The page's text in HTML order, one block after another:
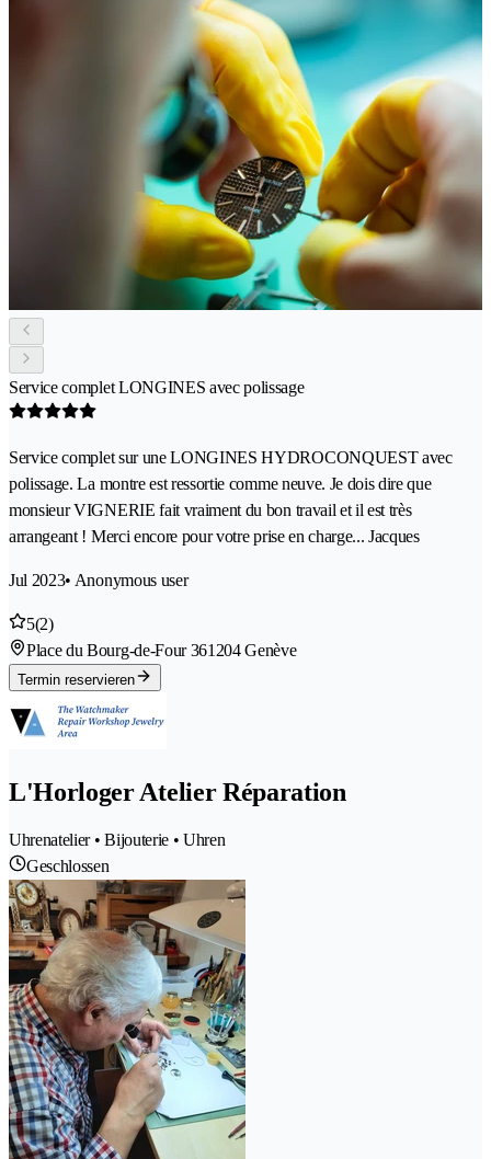
Service complet LONGINES avec polissage
Service complet sur une LONGINES HYDROCONQUEST avec
polissage. La montre est ressortie comme neuve. Je dois dire que
monsieur VIGNERIE fait vraiment du bon travail et il est très
arrangeant ! Merci encore pour votre prise en charge... Jacques
Jul 2023• Anonymous user
5(2)
Place du Bourg-de-Four 361204 Genève
Termin reservieren
L'Horloger Atelier Réparation
Uhrenatelier • Bijouterie • Uhren
Geschlossen